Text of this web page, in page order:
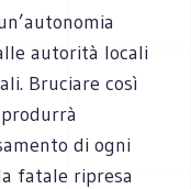
autorità locali
Bruciare così
di ogni
fatale ripresa